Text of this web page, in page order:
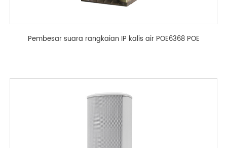
Pembesar suara rangkaian IP kalis air POE6368 POE